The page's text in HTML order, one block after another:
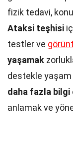
fizik tedavi,
Ataksi teşhisi
testler ve
yaşamak
destekle yaşam
daha fazla bilgi
anlamak ve